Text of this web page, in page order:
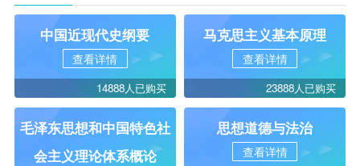
中国近现代史纲要
查看详情
14888人已购买
马克思主义基本原理
查看详情
23888人已购买
毛泽东思想和中国特色社
会主义理论体系概论
思想道德与法治
查看详情